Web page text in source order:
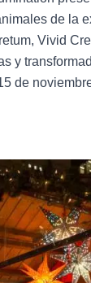
de la
Vivid
y
de